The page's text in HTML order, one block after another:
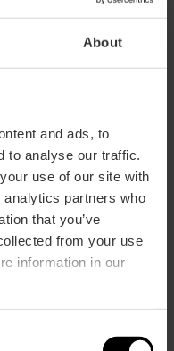
About
and ads, to
to analyse our traffic.
use of our site with
partners who
that you’ve
from your use
information in our
esclusiva
Abbiamo creato
al meglio le
come un vero